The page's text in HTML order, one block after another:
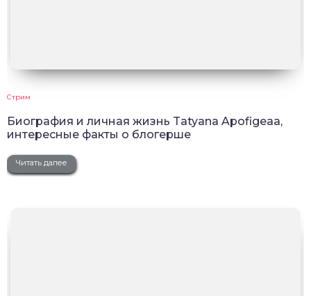
Стрим
Биография и личная жизнь Tatyana Apofigeaa,
интересные факты о блогерше
Читать далее